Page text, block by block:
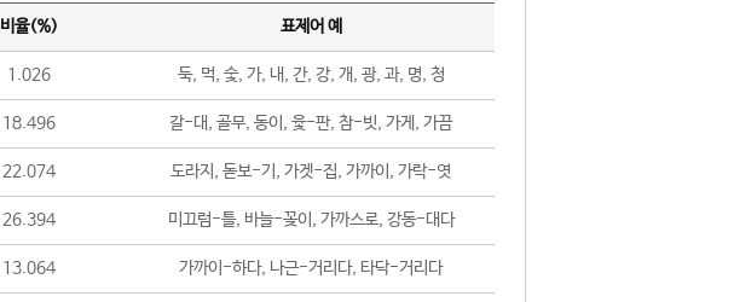
비율(%) 표제어 예
1.026 둑, 먹, 숯, 가, 내, 간, 강, 개, 광, 과, 명, 청
18.496 갈-대, 골무, 동이, 윷-판, 참-빗, 가게, 가끔
22.074 도라지, 돋보-기, 가겟-집, 가까이, 가락-엿
26.394 미끄럼-틀, 바늘-꽂이, 가까스로, 강동-대다
13.064 가까이-하다, 나근-거리다, 타닥-거리다